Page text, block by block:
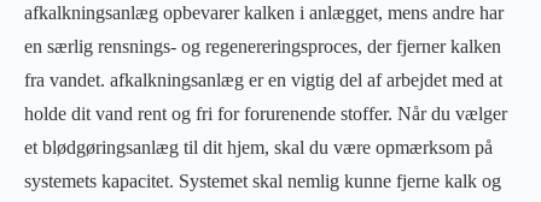
afkalkningsanlæg opbevarer kalken i anlægget, mens andre har
en særlig rensnings- og regenereringsproces, der fjerner kalken
fra vandet. afkalkningsanlæg er en vigtig del af arbejdet med at
holde dit vand rent og fri for forurenende stoffer. Når du vælger
et blødgøringsanlæg til dit hjem, skal du være opmærksom på
systemets kapacitet. Systemet skal nemlig kunne fjerne kalk og